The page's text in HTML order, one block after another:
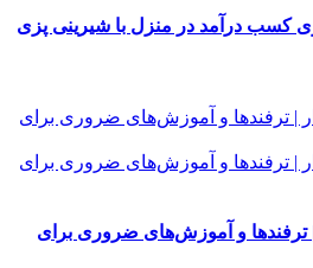
کسب درآمد در منزل با شیرینی پزی
و آموزش‌های ضروری برای